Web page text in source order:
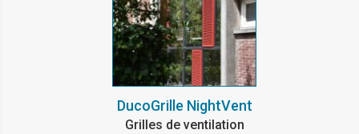
DucoGrille NightVent
Grilles de ventilation